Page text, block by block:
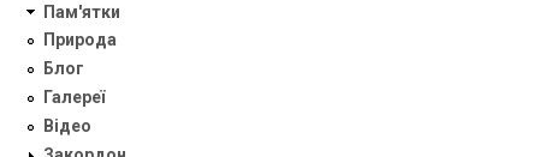
Пам'ятки
Природа
Блог
Галереї
Відео